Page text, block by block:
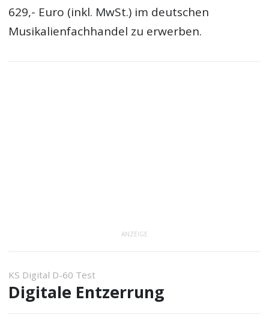
629,- Euro (inkl. MwSt.) im deutschen
Musikalienfachhandel zu erwerben.
ANZEIGE
KS Digital D-60 Test
Digitale Entzerrung